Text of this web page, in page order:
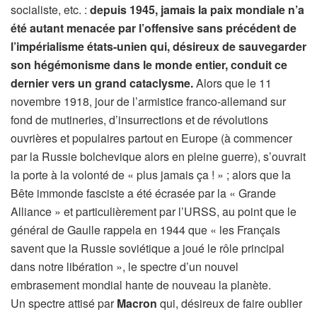
socialiste, etc. : depuis 1945, jamais la paix mondiale n’a
été autant menacée par l’offensive sans précédent de
l’impérialisme états-unien qui, désireux de sauvegarder
son hégémonisme dans le monde entier, conduit ce
dernier vers un grand cataclysme.Alors que le 11
novembre 1918, jour de l’armistice franco-allemand sur
fond de mutineries, d’insurrections et de révolutions
ouvrières et populaires partout en Europe (à commencer
par la Russie bolchevique alors en pleine guerre), s’ouvrait
la porte à la volonté de « plus jamais ça ! » ; alors que la
Bête immonde fasciste a été écrasée par la « Grande
Alliance » et particulièrement par l’URSS, au point que le
général de Gaulle rappela en 1944 que « les Français
savent que la Russie soviétique a joué le rôle principal
dans notre libération », le spectre d’un nouvel
embrasement mondial hante de nouveau la planète.
Un spectre attisé parMacron qui, désireux de faire oublier